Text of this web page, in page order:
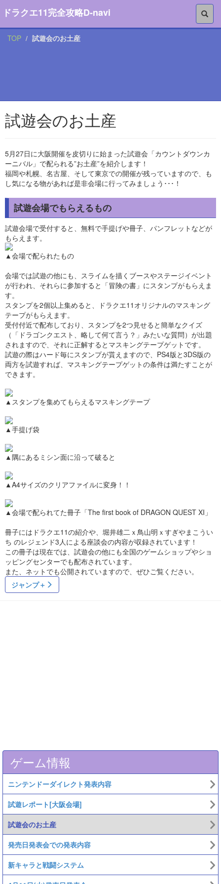
ドラクエ11完全攻略D-navi
TOP 試遊会のお土産
試遊会のお土産
5月27日に大阪開催を皮切りに始まった試遊会「カウントダウンカ
ーニバル」で配られる”お土産”を紹介します！
福岡や札幌、名古屋、そして東京での開催が残っていますので、も
し気になる物があれば是非会場に行ってみましょう･･･！
試遊会場でもらえるもの
試遊会場で受付すると、無料で手提げや冊子、パンフレットなどが
もらえます。
▲会場で配られたもの
会場では試遊の他にも、スライムを描くブースやステージイベント
が行われ、それらに参加すると「冒険の書」にスタンプがもらえま
す。
スタンプを2個以上集めると、ドラクエ11オリジナルのマスキング
テープがもらえます。
受付付近で配布しており、スタンプを2つ見せると簡単なクイズ
（「ドラゴンクエスト、略して何て言う？」みたいな質問）が出題
されますので、それに正解するとマスキングテープゲットです。
試遊の際はハード毎にスタンプが貰えますので、PS4版と3DS版の
両方を試遊すれば、マスキングテープゲットの条件は満たすことが
できます。
▲スタンプを集めてもらえるマスキングテープ
▲手提げ袋
▲隅にあるミシン面に沿って破ると
▲A4サイズのクリアファイルに変身！！
▲会場で配られてた冊子「The first book of DRAGON QUEST XI」
冊子にはドラクエ11の紹介や、堀井雄二ｘ鳥山明ｘすぎやまこうい
ち のレジェンド3人による座談会の内容が収録されています！
この冊子は現在では、試遊会の他にも全国のゲームショップやショ
ッピングセンターでも配布されています。
また、ネットでも公開されていますので、ぜひご覧ください。
ジャンプ＋
ゲーム情報
ニンテンドーダイレクト発表内容
試遊レポート[大阪会場]
試遊会のお土産
発売日発表会での発表内容
新キャラと戦闘システム